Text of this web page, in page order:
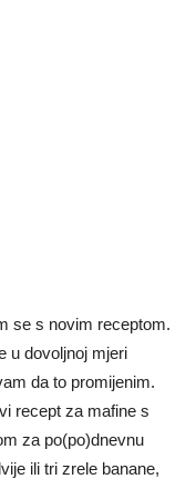
se s novim receptom.
u dovoljnoj mjeri
da to promijenim.
recept za mafine s
za po(po)dnevnu
ili tri zrele banane,